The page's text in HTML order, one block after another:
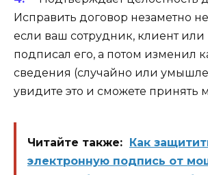
Исправить договор незаметно
если ваш сотрудник, клиент или
подписал его, а потом изменил
сведения (случайно или
увидите это и сможете принять
Читайте также: Как
электронную подпись от